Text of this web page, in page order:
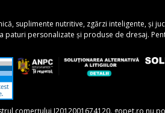
suplimente nutritive, zgărzi inteligente, și
personalizate și produse de dresaj.
comerțului J2012001674120. gopet.ro nu